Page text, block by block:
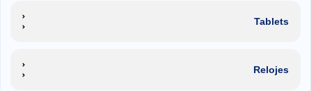
Tablets
Relojes